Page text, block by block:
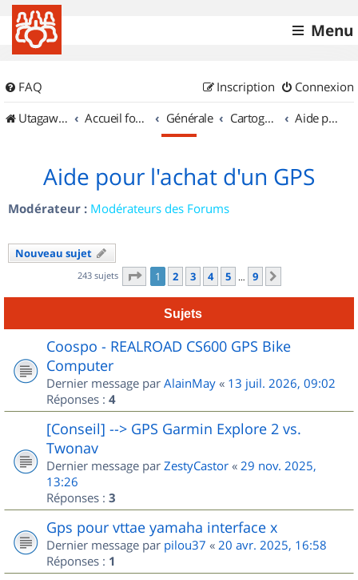
Menu
FAQ Connexion
Inscription
UtagawaVTT (Randos VTT et VTTAE avec traces GPS)
Accueil forum Générale Cartographie et GPS Aide pour l'achat d'un GPS
Aide pour l'achat d'un GPS
Modérateur : Modérateurs des Forums
Nouveau sujet
243 sujets Page 1sur
1 2 3 4 5 … 9
Sujets
Coospo - REALROAD CS600 GPS Bike
Computer
Dernier message par AlainMay « 13 juil. 2026, 09:02
Réponses : 4
[Conseil] --> GPS Garmin Explore 2 vs.
Twonav
Dernier message par ZestyCastor « 29 nov. 2025,
13:26
Réponses : 3
Gps pour vttae yamaha interface x
Dernier message par pilou37 « 20 avr. 2025, 16:58
Réponses : 1